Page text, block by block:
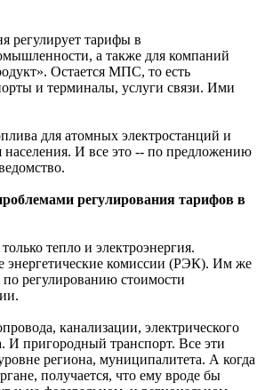
регулирует тарифы в
а также для компаний
Остается МПС, то есть
и терминалы, услуги связи. Ими
для атомных электростанций и
населения. И все это -- по предложению
регулирования тарифов в
тепло и электроэнергия.
энергетические комиссии (РЭК). Им же
регулированию стоимости
канализации, электрического
И пригородный транспорт. Все эти
региона, муниципалитета. А когда
получается, что ему вроде бы